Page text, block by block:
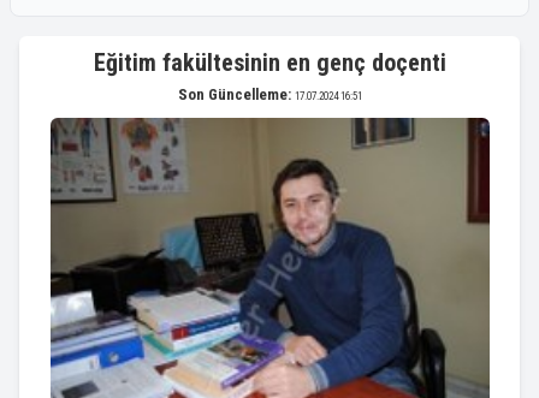
Eğitim fakültesinin en genç doçenti
Son Güncelleme: 17.07.2024 16:51